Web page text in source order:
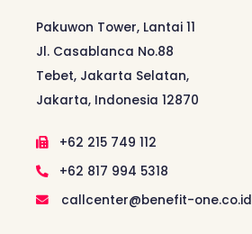
Pakuwon Tower, Lantai 11
Jl. Casablanca No.88
Tebet, Jakarta Selatan,
Jakarta, Indonesia 12870
+62 215 749 112
+62 817 994 5318
callcenter@benefit-one.co.id